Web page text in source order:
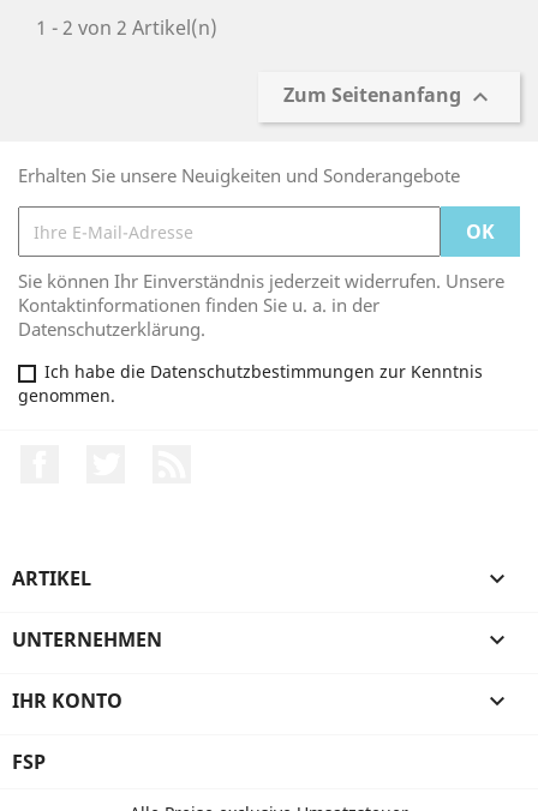
1 - 2 von 2 Artikel(n)
Zum Seitenanfang 
Erhalten Sie unsere Neuigkeiten und Sonderangebote
Sie können Ihr Einverständnis jederzeit widerrufen. Unsere
Kontaktinformationen finden Sie u. a. in der
Datenschutzerklärung.
Ich habe die Datenschutzbestimmungen zur Kenntnis
genommen.
ARTIKEL 
UNTERNEHMEN 
IHR KONTO 
FSP